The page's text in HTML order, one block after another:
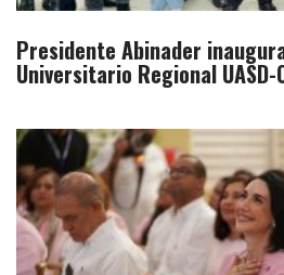
Presidente Abinader
Universitario Regional